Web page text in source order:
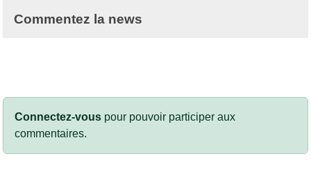
Commentez la news
Connectez-vous pour pouvoir participer aux
commentaires.